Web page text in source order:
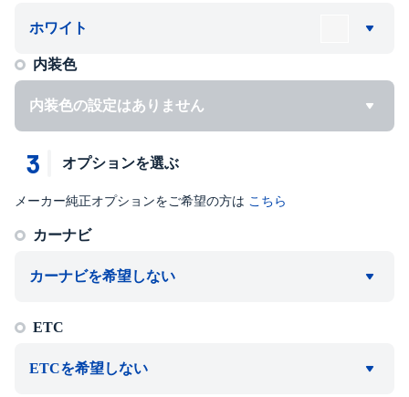
ホワイト
内装色
内装色の設定はありません
3 オプションを選ぶ
メーカー純正オプションをご希望の方は こちら
カーナビ
カーナビを希望しない
ETC
ETCを希望しない